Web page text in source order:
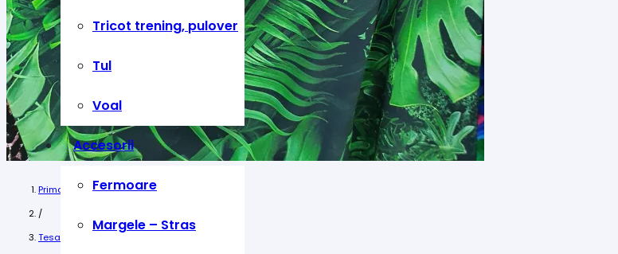
Tricot trening, pulover
Tul
Voal
Accesorii
Fermoare
Margele – Stras
Prima pagină
/
Tesaturi